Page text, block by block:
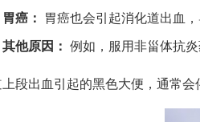
胃癌： 胃癌也会引起消化道出血，
其他原因： 例如，服用非甾体抗
段出血引起的黑色大便，通常